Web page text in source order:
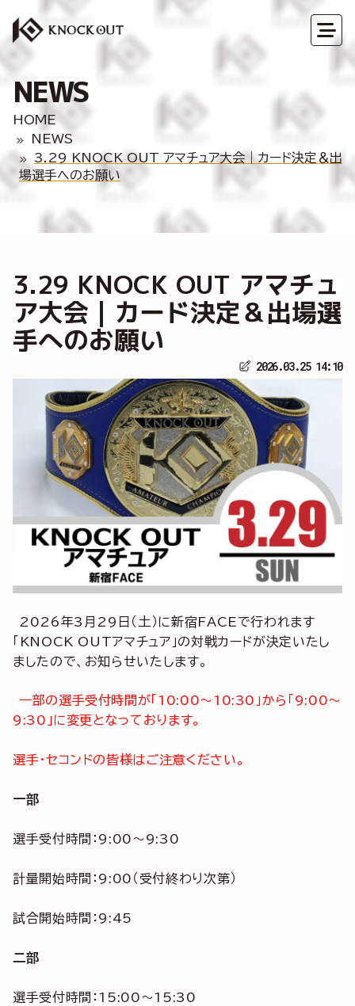
NEWS
HOME
NEWS
3.29 KNOCK OUT アマチュア大会｜カード決定＆出
場選手へのお願い
3.29 KNOCK OUT アマチュ
ア大会｜カード決定＆出場選
手へのお願い
2026.03.25 14:10
2026年3月29日（土）に新宿FACEで行われます
「KNOCK OUTアマチュア」の対戦カードが決定いたし
ましたので、お知らせいたします。
一部の選手受付時間が「10:00～10:30」から「9:00～
9:30」に変更となっております。
選手・セコンドの皆様はご注意ください。
一部
選手受付時間：9:00～9:30
計量開始時間：9:00（受付終わり次第）
試合開始時間：9:45
二部
選手受付時間：15:00～15:30